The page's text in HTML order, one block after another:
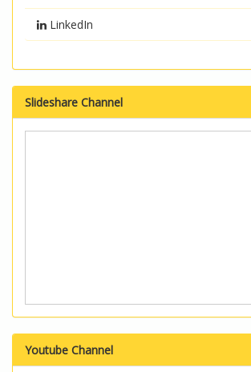
LinkedIn
Slideshare Channel
Youtube Channel